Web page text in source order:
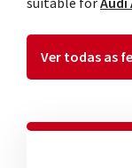
Ver todas as